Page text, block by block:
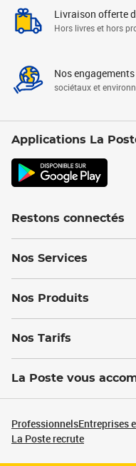
Livraison offerte
Hors livres et hors
Nos engagements
sociétaux et
Applications La
Restons connectés
Nos Services
Nos Produits
Nos Tarifs
La Poste vous
ProfessionnelsEntreprises
La Poste recrute